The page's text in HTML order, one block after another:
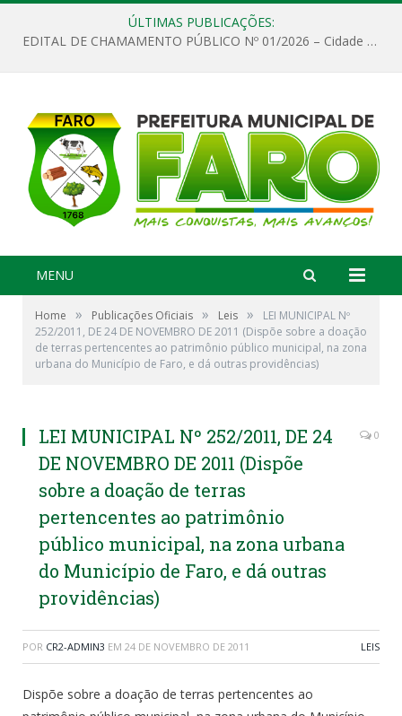
ÚLTIMAS PUBLICAÇÕES:
EDITAL DE CHAMAMENTO PÚBLICO Nº 01/2026 – Cidade de Faro
MENU
Home » Publicações Oficiais » Leis »
LEI MUNICIPAL Nº
252/2011, DE 24 DE NOVEMBRO DE 2011 (Dispõe sobre a doação
de terras pertencentes ao patrimônio público municipal, na zona
urbana do Município de Faro, e dá outras providências)
LEI MUNICIPAL Nº 252/2011, DE 24
DE NOVEMBRO DE 2011 (Dispõe
sobre a doação de terras
pertencentes ao patrimônio
público municipal, na zona urbana
do Município de Faro, e dá outras
providências)
0
POR CR2-ADMIN3 EM 24 DE NOVEMBRO DE 2011 LEIS
Dispõe sobre a doação de terras pertencentes ao